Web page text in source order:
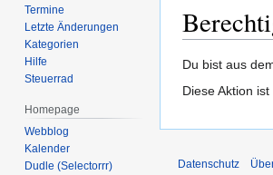
Zur
Navigation
Zur
Suche
Du bist aus
Diese Aktion
Termine
Letzte Änderungen
Kategorien
Hilfe
Steuerrad
Homepage
Webblog
Kalender
Dudle (Selectorrr)
Datenschutz